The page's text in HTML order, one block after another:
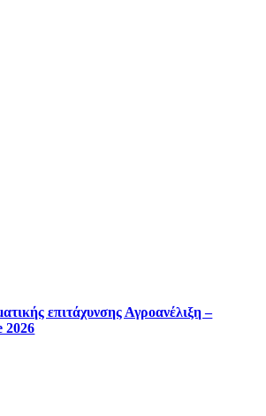
επιτάχυνσης Αγροανέλιξη –
2026